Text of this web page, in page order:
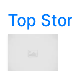
Top